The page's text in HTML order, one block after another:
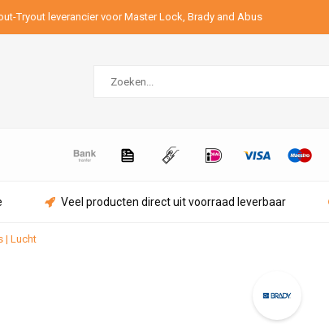
Tryout leverancier voor Master Lock, Brady and Abus
Veel producten direct uit voorraad leverbaar
| Lucht